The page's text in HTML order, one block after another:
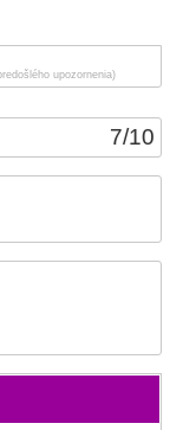
7/10
upozornenia)